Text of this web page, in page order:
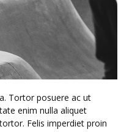
Tortor posuere ac ut
enim nulla aliquet
Felis imperdiet proin